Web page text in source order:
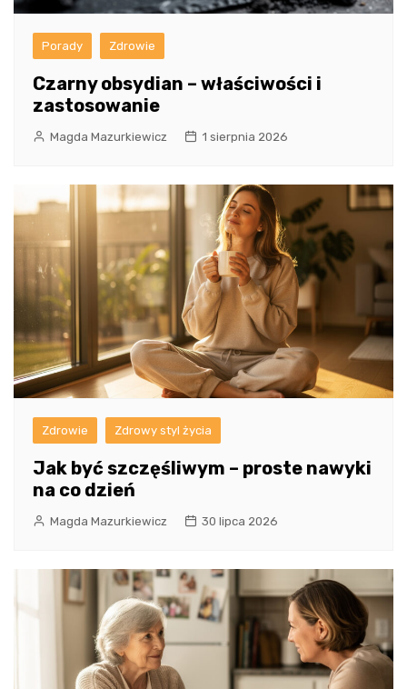
Porady Zdrowie
Czarny obsydian – właściwości i
zastosowanie
Magda Mazurkiewicz 1 sierpnia 2026
Zdrowie Zdrowy styl życia
Jak być szczęśliwym – proste nawyki
na co dzień
Magda Mazurkiewicz 30 lipca 2026